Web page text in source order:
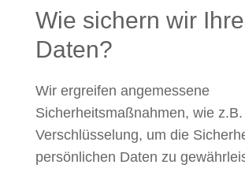
Wie sichern wir Ihre
Daten?
Wir ergreifen angemessene
Sicherheitsmaßnahmen, wie z.B.
Verschlüsselung, um die
persönlichen Daten zu